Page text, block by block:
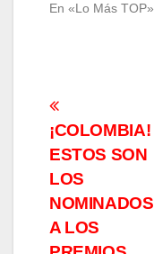
En «Lo Más TOP»
de
¡COLOMBIA!
ESTOS SON
LOS
NOMINADOS
A LOS